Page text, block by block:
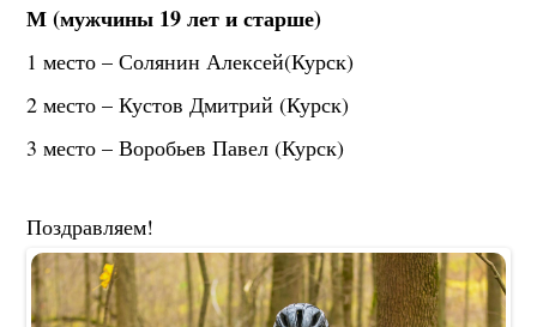
М (мужчины 19 лет и старше)
1 место – Солянин Алексей(Курск)
2 место – Кустов Дмитрий (Курск)
3 место – Воробьев Павел (Курск)
Поздравляем!